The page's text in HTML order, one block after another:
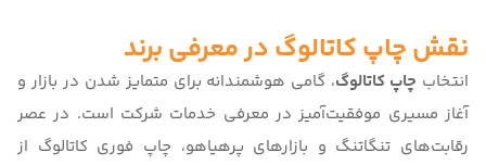
نقش چاپ کاتالوگ در معرفی برند
انتخاب چاپ کاتالوگ، گامی هوشمندانه برای متمایز شدن در بازار و
آغاز مسیری موفقیت‌آمیز در معرفی خدمات شرکت است. در عصر
رقابت‌های تنگاتنگ و بازارهای پرهیاهو، چاپ فوری کاتالوگ از